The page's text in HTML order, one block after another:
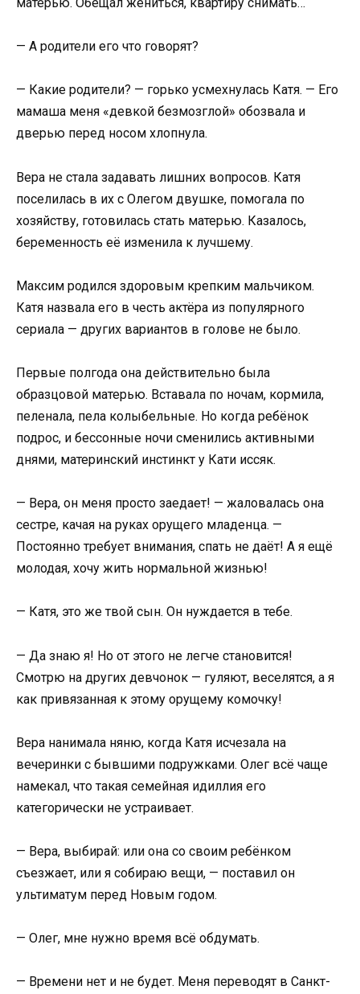
— А родители его что говорят?
— Какие родители? — горько усмехнулась Катя. — Его
мамаша меня «девкой безмозглой» обозвала и
дверью перед носом хлопнула.
Вера не стала задавать лишних вопросов. Катя
поселилась в их с Олегом двушке, помогала по
хозяйству, готовилась стать матерью. Казалось,
беременность её изменила к лучшему.
Максим родился здоровым крепким мальчиком.
Катя назвала его в честь актёра из популярного
сериала — других вариантов в голове не было.
Первые полгода она действительно была
образцовой матерью. Вставала по ночам, кормила,
пеленала, пела колыбельные. Но когда ребёнок
подрос, и бессонные ночи сменились активными
днями, материнский инстинкт у Кати иссяк.
— Вера, он меня просто заедает! — жаловалась она
сестре, качая на руках орущего младенца. —
Постоянно требует внимания, спать не даёт! А я ещё
молодая, хочу жить нормальной жизнью!
— Катя, это же твой сын. Он нуждается в тебе.
— Да знаю я! Но от этого не легче становится!
Смотрю на других девчонок — гуляют, веселятся, а я
как привязанная к этому орущему комочку!
Вера нанимала няню, когда Катя исчезала на
вечеринки с бывшими подружками. Олег всё чаще
намекал, что такая семейная идиллия его
категорически не устраивает.
— Вера, выбирай: или она со своим ребёнком
съезжает, или я собираю вещи, — поставил он
ультиматум перед Новым годом.
— Олег, мне нужно время всё обдумать.
— Времени нет и не будет. Меня переводят в Санкт-